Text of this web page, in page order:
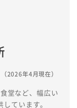
（2026年4月現在）
堂など、幅広い
ています。